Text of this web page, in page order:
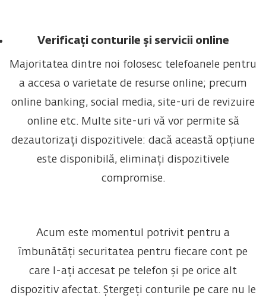
Verificați conturile și servicii online
Majoritatea dintre noi folosesc telefoanele pentru
a accesa o varietate de resurse online; precum
online banking, social media, site-uri de revizuire
online etc. Multe site-uri vă vor permite să
dezautorizați dispozitivele: dacă această opțiune
este disponibilă, eliminați dispozitivele
compromise.
Acum este momentul potrivit pentru a
îmbunătăți securitatea pentru fiecare cont pe
care l-ați accesat pe telefon și pe orice alt
dispozitiv afectat. Ștergeți conturile pe care nu le